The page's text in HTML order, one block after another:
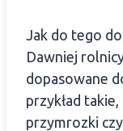
Jak do tego
Dawniej
dopasowane
przykład
przymrozki